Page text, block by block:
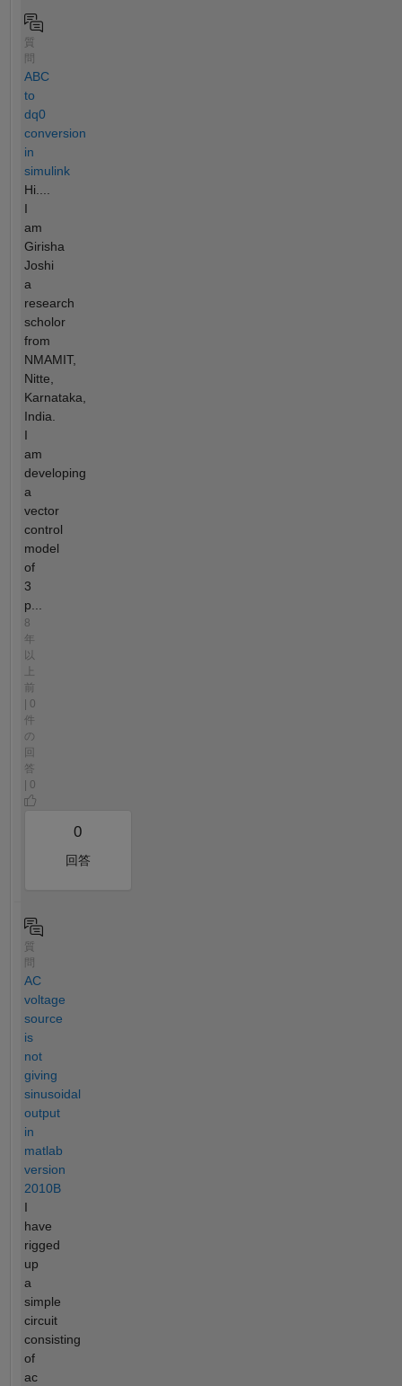
質
ABC
to
dq0
conversion
in
simulink
Hi....
I
am
Girisha
Joshi
a
research
scholor
from
NMAMIT,
Nitte,
Karnataka,
India.
I
am
developing
a
vector
control
model
of
3
p...
8
年
以
前
| 0
件
の
回
答
| 0
0
回答
質
AC
voltage
source
is
not
giving
sinusoidal
output
in
matlab
version
2010B
I
have
rigged
up
a
simple
circuit
consisting
of
ac